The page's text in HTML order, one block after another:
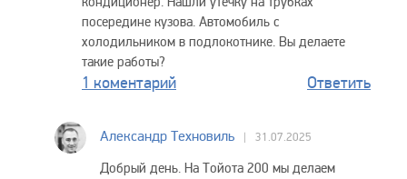
посередине кузова. Автомобиль с
холодильником в подлокотнике. Вы делаете
такие работы?
1 коментарий Ответить
Александр Техновиль 31.07.2025
Добрый день. На Тойота 200 мы делаем